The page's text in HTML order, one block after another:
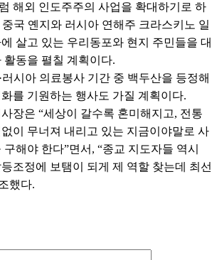
해외 인도주주의 사업을 확대하기로 하
중국 옌지와 러시아 연해주 크라스키노 일
살고 있는 우리동포와 현지 주민들을 대
활동을 펼칠 계획이다.
·러시아 의료봉사 기간 중 백두산을 등정해
를 기원하는 행사도 가질 계획이다.
장은 “세상이 갈수록 혼미해지고, 전통
이 무너져 내리고 있는 지금이야말로 사
구해야 한다”면서 , “종교 지도자들 역시
조정에 보탬이 되게 제 역할 찾는데 최선
했다.